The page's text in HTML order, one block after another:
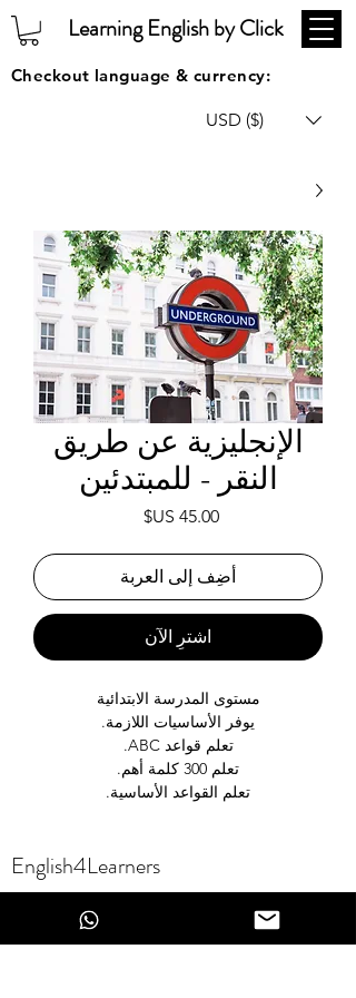
Learning English by Click
Checkout language & currency:
USD ($)
الإنجليزية عن طريق
النقر - للمبتدئين
‏45.00 US$ السعر
أضِف إلى العربة
اشترِ الآن
مستوى المدرسة الابتدائية
يوفر الأساسيات اللازمة.
تعلم قواعد ABC.
تعلم 300 كلمة أهم.
تعلم القواعد الأساسية.
English4Learners
Self-Access English Learning Center
18 Nissim Bachar St.